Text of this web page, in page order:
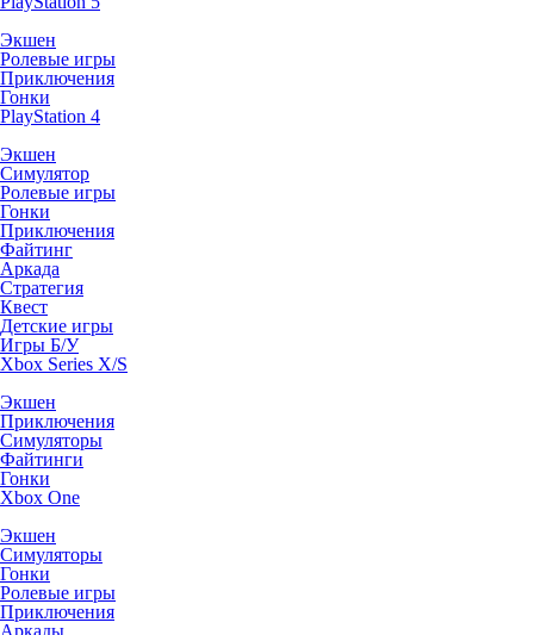
Экшен
Ролевые игры
Приключения
Гонки
PlayStation 4
Экшен
Симулятор
Ролевые игры
Гонки
Приключения
Файтинг
Аркада
Стратегия
Квест
Детские игры
Игры Б/У
Xbox Series X/S
Экшен
Приключения
Симуляторы
Файтинги
Гонки
Xbox One
Экшен
Симуляторы
Гонки
Ролевые игры
Приключения
Аркады